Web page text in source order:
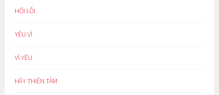
HỐI LỖI
YÊU VÌ
VÌ YÊU
HÃY THIỆN TÂM